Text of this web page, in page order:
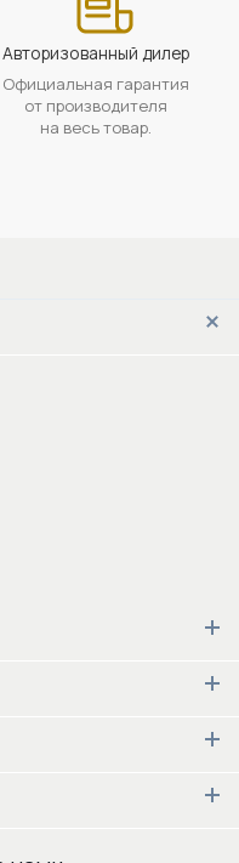
Авторизованный дилер
Официальная гарантия
от производителя
на весь товар.